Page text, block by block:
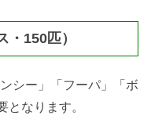
150匹）
シー」「フーパ」「ボ
となります。